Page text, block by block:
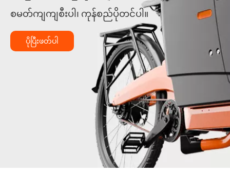
စမတ်ကျကျစီးပါ၊ ကုန်စည်ပိုတင်ပါ။
ပိုပြီးဖတ်ပါ